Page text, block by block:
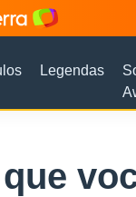
Legendas